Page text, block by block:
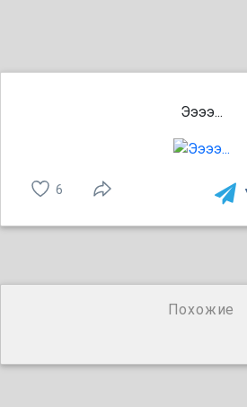
Ээээ...
6
Похожие